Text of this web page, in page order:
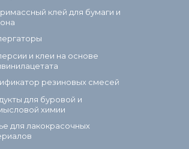
клей для бумаги и
и клеи на основе
резиновых смесей
для буровой и
химии
для лакокрасочных